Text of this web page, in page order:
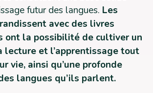
futur des langues. Les
avec des livres
ont la possibilité de cultiver un
lecture et l’apprentissage tout
vie, ainsi qu’une profonde
langues qu’ils parlent.